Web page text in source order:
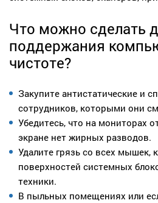
Что можно сделать
поддержания
чистоте?
Закупите антистатические и
сотрудников, которыми они
Убедитесь, что на мониторах
экране нет жирных разводов.
Удалите грязь со всех мышек,
поверхностей системных
техники.
В пыльных помещениях или